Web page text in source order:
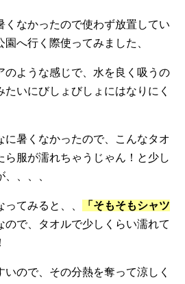
くなかったので使わず放置してい
へ行く際使ってみました、
のような感じで、水を良く吸うの
いにびしょびしょにはなりにく
に暑くなかったので、こんなタオ
ら服が濡れちゃうじゃん！と少し
、、、
てみると、、
「そもそもシャツ
ので、タオルで少しくらい濡れて
ので、その分熱を奪って涼しく